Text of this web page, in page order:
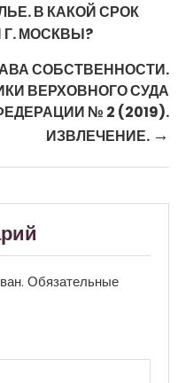
В КАКОЙ СРОК
МОСКВЫ?
СОБСТВЕННОСТИ.
ВЕРХОВНОГО СУДА
№ 2 (2019).
ИЗВЛЕЧЕНИЕ. →
Обязательные